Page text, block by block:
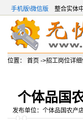
手机版\微信版 整合实体
位置： 首页 ->招工岗位详
个体品国
发布单位：个体品国农